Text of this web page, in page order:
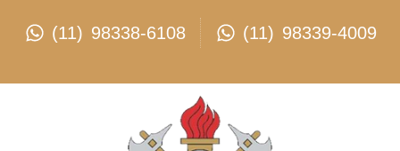
(11) 98338-6108 (11) 98339-4009